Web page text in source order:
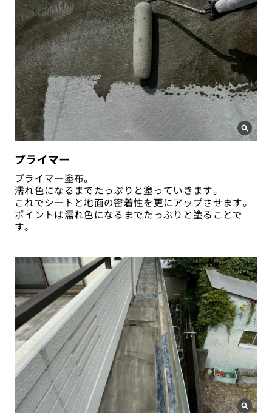
プライマー
プライマー塗布。
濡れ色になるまでたっぷりと塗っていきます。
これでシートと地面の密着性を更にアップさせます。
ポイントは濡れ色になるまでたっぷりと塗ることで
す。